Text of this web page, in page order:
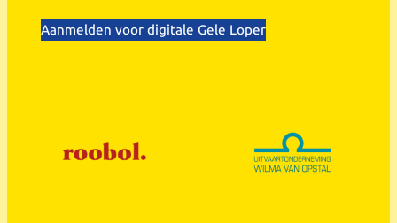
Aanmelden voor digitale Gele Loper